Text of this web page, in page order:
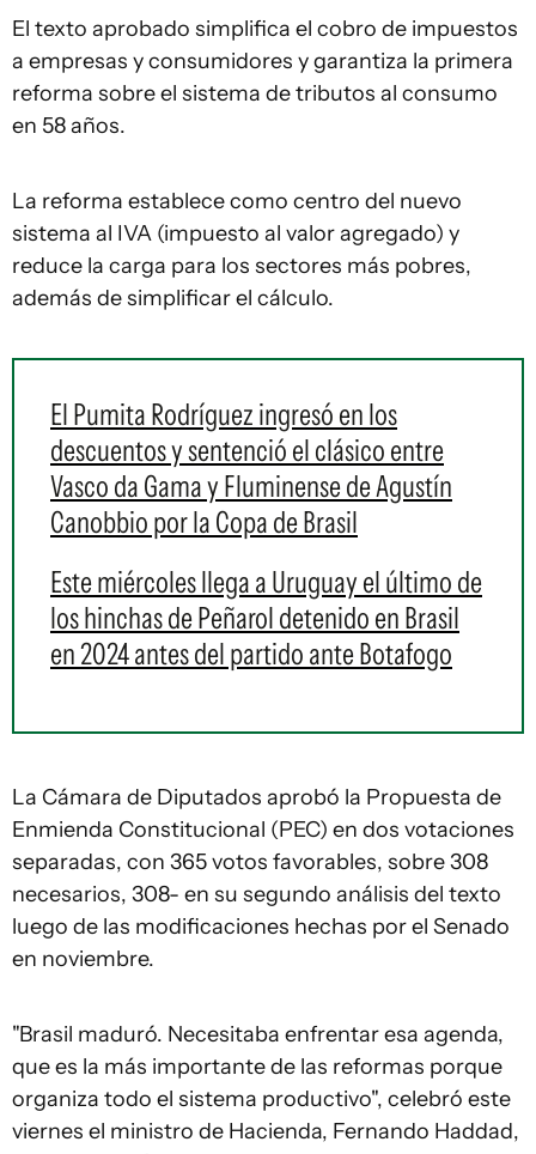
El texto aprobado simplifica el cobro de impuestos
a empresas y consumidores y garantiza la primera
reforma sobre el sistema de tributos al consumo
en 58 años.
La reforma establece como centro del nuevo
sistema al IVA (impuesto al valor agregado) y
reduce la carga para los sectores más pobres,
además de simplificar el cálculo.
El Pumita Rodríguez ingresó en los
descuentos y sentenció el clásico entre
Vasco da Gama y Fluminense de Agustín
Canobbio por la Copa de Brasil
Este miércoles llega a Uruguay el último de
los hinchas de Peñarol detenido en Brasil
en 2024 antes del partido ante Botafogo
La Cámara de Diputados aprobó la Propuesta de
Enmienda Constitucional (PEC) en dos votaciones
separadas, con 365 votos favorables, sobre 308
necesarios, 308- en su segundo análisis del texto
luego de las modificaciones hechas por el Senado
en noviembre.
"Brasil maduró. Necesitaba enfrentar esa agenda,
que es la más importante de las reformas porque
organiza todo el sistema productivo", celebró este
viernes el ministro de Hacienda, Fernando Haddad,